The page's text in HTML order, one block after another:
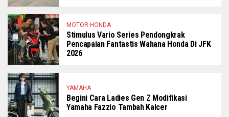
MOTOR HONDA
Stimulus Vario Series Pendongkrak
Pencapaian Fantastis Wahana Honda Di JFK
2026
YAMAHA
Begini Cara Ladies Gen Z Modifikasi
Yamaha Fazzio Tambah Kalcer